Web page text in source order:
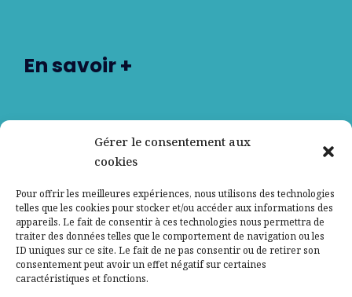
Gérer le consentement aux
cookies
Pour offrir les meilleures expériences, nous utilisons des technologies
telles que les cookies pour stocker et/ou accéder aux informations des
appareils. Le fait de consentir à ces technologies nous permettra de
traiter des données telles que le comportement de navigation ou les
ID uniques sur ce site. Le fait de ne pas consentir ou de retirer son
consentement peut avoir un effet négatif sur certaines
caractéristiques et fonctions.
En savoir +
Contactez-nous
Mentions légales